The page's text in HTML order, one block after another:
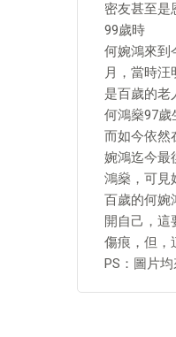
密友甚至是
99歲時
何婉鴻來到
月，當時
是百歲的老
何鴻燊97歲
而如今依然
婉鴻迄今最
鴻燊，可見
百歲的何婉
開自己，這
傷痕，但，
PS：圖片